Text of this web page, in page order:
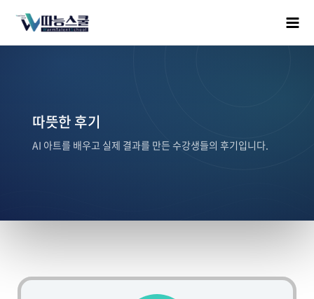
따뜻한 후기
AI 아트를 배우고 실제 결과를 만든 수강생들의 후기입니다.